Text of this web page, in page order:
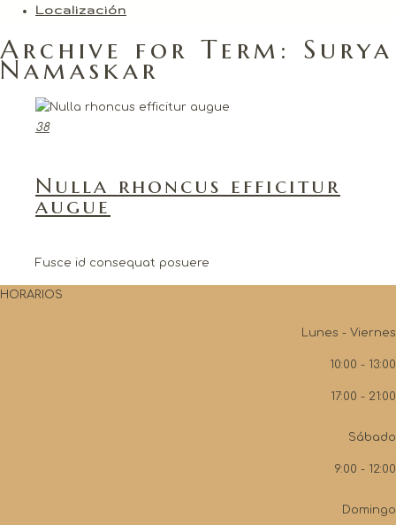
Localización
Archive for Term: Surya
Namaskar
38
Nulla rhoncus efficitur
augue
Fusce id consequat posuere
HORARIOS
Lunes - Viernes
10:00 - 13:00
17:00 - 21:00
Sábado
9:00 - 12:00
Domingo